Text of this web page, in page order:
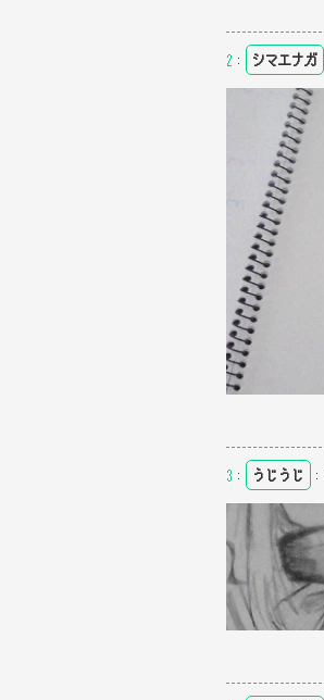
2 ： シマエナガ
3 ： うじうじ ：